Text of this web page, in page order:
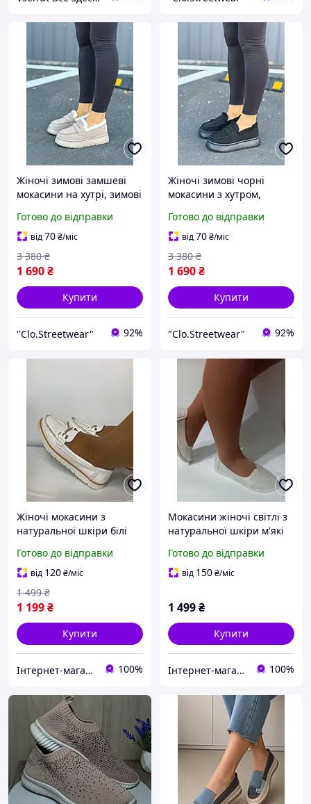
Жіночі зимові замшеві
мокасини на хутрі, зимові
дівчини, зимове взуття
для дівчат
Готово до відправки
від70₴/міс
1 690₴
3 380 ₴
Купити
"Clo.Streetwear" 92%
Жіночі зимові чорні
мокасини з хутром,
для дівчат, теплі туфлі
для жінок
Готово до відправки
від70₴/міс
1 690₴
3 380 ₴
Купити
"Clo.Streetwear" 92%
Жіночі мокасини з
натуральної шкіри білі
мокасини білого кольору
для жінок демісезонні
осінні 36 23.5
Готово до відправки
від 120₴/міс
1 199₴
1 499 ₴
Купити
Інтернет-магазин №1 Взуття,одяг кожному 100%
Мокасини жіночі світлі з
натуральної шкіри м'які
мокасини для жінок літні
демісезонні осінні 36 23.0
Готово до відправки
від 150₴/міс
1 499₴
Купити
Інтернет-магазин №1 Взуття,одяг кожному 100%